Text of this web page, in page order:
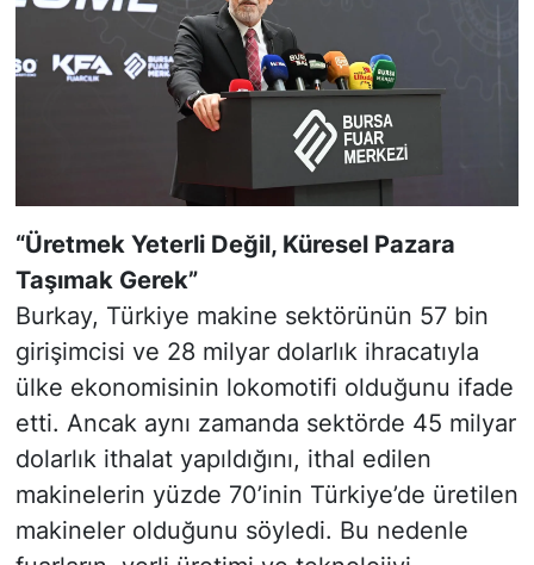
“Üretmek Yeterli Değil, Küresel Pazara
Taşımak Gerek”
Burkay, Türkiye makine sektörünün 57 bin
girişimcisi ve 28 milyar dolarlık ihracatıyla
ülke ekonomisinin lokomotifi olduğunu ifade
etti. Ancak aynı zamanda sektörde 45 milyar
dolarlık ithalat yapıldığını, ithal edilen
makinelerin yüzde 70’inin Türkiye’de üretilen
makineler olduğunu söyledi. Bu nedenle